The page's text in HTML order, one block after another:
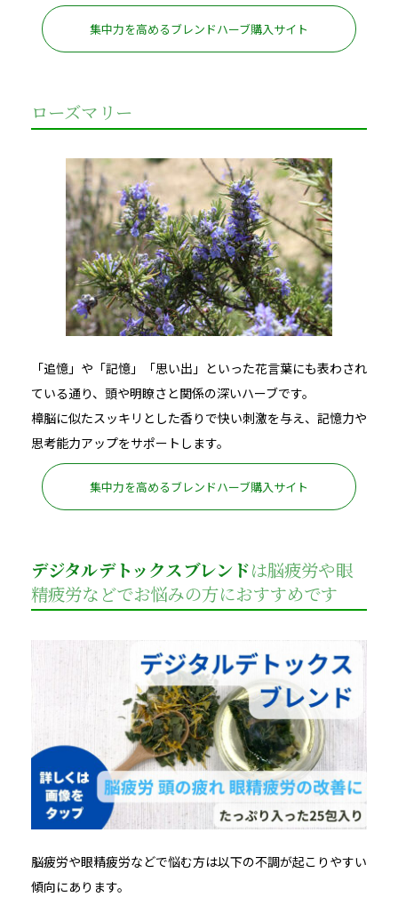
集中力を高めるブレンドハーブ購入サイト
ローズマリー
「追憶」や「記憶」「思い出」といった花言葉にも表わされ
ている通り、頭や明瞭さと関係の深いハーブです。
樟脳に似たスッキリとした香りで快い刺激を与え、記憶力や
思考能力アップをサポートします。
集中力を高めるブレンドハーブ購入サイト
デジタルデトックスブレンドは脳疲労や眼
精疲労などでお悩みの方におすすめです
脳疲労や眼精疲労などで悩む方は以下の不調が起こりやすい
傾向にあります。